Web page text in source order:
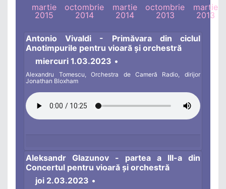
martie
2015
octombrie
2014
martie
2014
octombrie
2013
martie
2013
Antonio Vivaldi - Primăvara din ciclul
Anotimpurile pentru vioară și orchestră
miercuri 1.03.2023 •
Alexandru Tomescu, Orchestra de Cameră Radio, dirijor
Jonathan Bloxham
Aleksandr Glazunov - partea a III-a din
Concertul pentru vioară și orchestră
joi 2.03.2023 •